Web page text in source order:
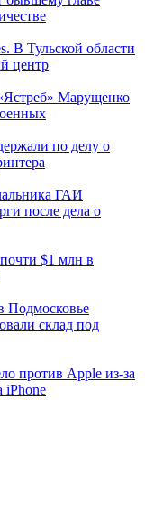
В Тульской области
центр
Марущенко
по делу о
ГАИ
после дела о
$1 млн в
склад под
против Apple из-за
iPhone